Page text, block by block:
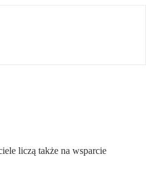
liczą także na wsparcie